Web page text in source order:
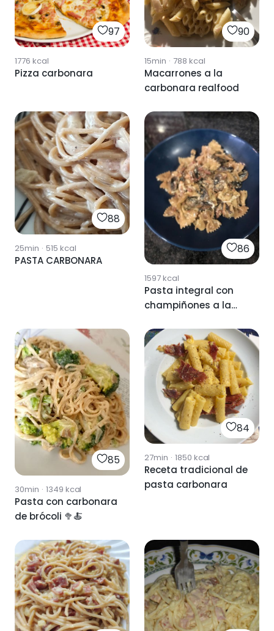
97
1776 kcal
Pizza carbonara
90
15min · 788 kcal
Macarrones a la
carbonara realfood
88
25min · 515 kcal
PASTA CARBONARA
86
1597kcal
Pasta integral con
champiñones a la
85
30min · 1349 kcal
Pasta con carbonara
de brócoli 🥦🍝
84
27min · 1850 kcal
Receta tradicional de
pasta carbonara